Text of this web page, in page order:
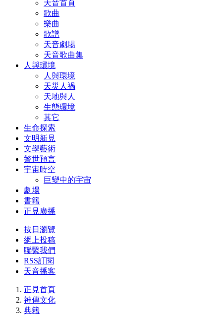
天音首頁
歌曲
樂曲
歌譜
天音劇場
天音歌曲集
人與環境
人與環境
天災人禍
天地與人
生態環境
其它
生命探索
文明新見
文學藝術
警世預言
宇宙時空
巨變中的宇宙
劇場
書籍
正見廣播
按日瀏覽
網上投稿
聯繫我們
RSS訂閱
天音播客
正見首頁
神傳文化
典籍